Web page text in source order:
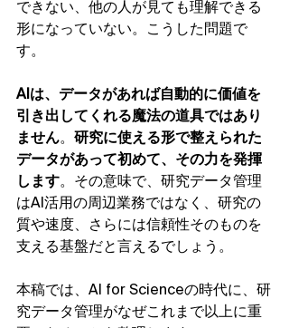
できない、他の人が見ても理解できる
形になっていない。こうした問題で
す。
AIは、データがあれば自動的に価値を
引き出してくれる魔法の道具ではあり
ません。 研究に使える形で整えられた
データがあって初めて、その力を発揮
します。その意味で、研究データ管理
はAI活用の周辺業務ではなく、研究の
質や速度、さらには信頼性そのものを
支える基盤だと言えるでしょう。
本稿では、AI for Scienceの時代に、研
究データ管理がなぜこれまで以上に重